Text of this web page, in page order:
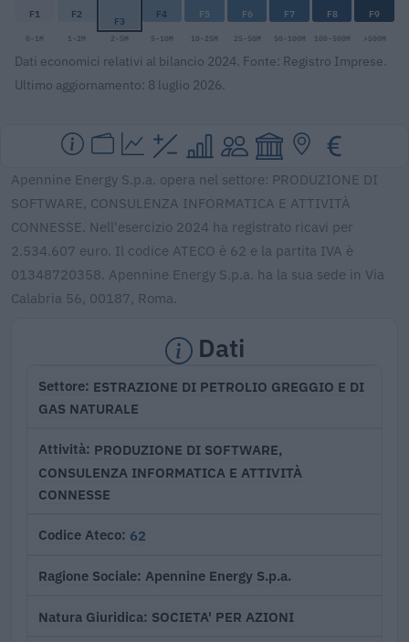
F1 F2 F3 F4 F5 F6 F7 F8 F9
0-1M 1-2M 2-5M 5-10M 10-25M 25-50M 50-100M 100-500M >500M
Dati economici relativi al bilancio 2024. Fonte: Registro Imprese.
Ultimo aggiornamento: 8 luglio 2026.
Apennine Energy S.p.a. opera nel settore: PRODUZIONE DI
SOFTWARE, CONSULENZA INFORMATICA E ATTIVITÀ
CONNESSE. Nell'esercizio 2024 ha registrato ricavi per
2.534.607 euro. Il codice ATECO è 62 e la partita IVA è
01348720358. Apennine Energy S.p.a. ha la sua sede in Via
Calabria 56, 00187, Roma.
Dati
Settore ESTRAZIONE DI PETROLIO GREGGIO E DI
GAS NATURALE
Attività PRODUZIONE DI SOFTWARE,
CONSULENZA INFORMATICA E ATTIVITÀ
CONNESSE
Codice Ateco 62
Ragione Sociale Apennine Energy S.p.a.
Natura Giuridica SOCIETA' PER AZIONI